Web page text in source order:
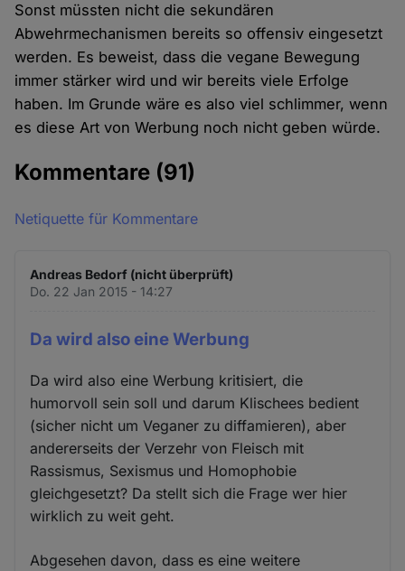
Sonst müssten nicht die sekundären
Abwehrmechanismen bereits so offensiv eingesetzt
werden. Es beweist, dass die vegane Bewegung
immer stärker wird und wir bereits viele Erfolge
haben. Im Grunde wäre es also viel schlimmer, wenn
es diese Art von Werbung noch nicht geben würde.
Kommentare (91)
Netiquette für Kommentare
Andreas Bedorf (nicht überprüft)
Do. 22 Jan 2015 - 14:27
Da wird also eine Werbung
Da wird also eine Werbung kritisiert, die
humorvoll sein soll und darum Klischees bedient
(sicher nicht um Veganer zu diffamieren), aber
andererseits der Verzehr von Fleisch mit
Rassismus, Sexismus und Homophobie
gleichgesetzt? Da stellt sich die Frage wer hier
wirklich zu weit geht.
Abgesehen davon, dass es eine weitere